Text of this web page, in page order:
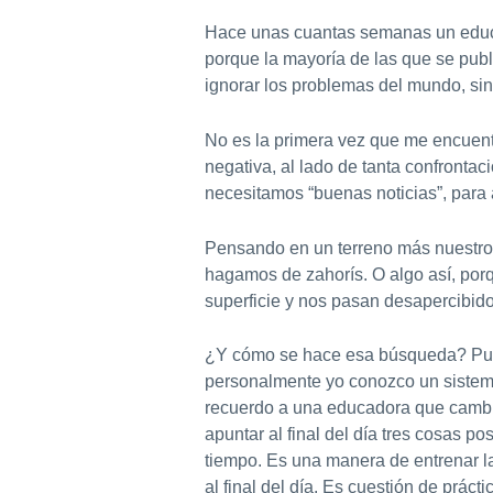
Hace unas cuantas semanas un
porque la mayoría de las que se
ignorar los problemas del mundo,
No es la primera vez que me
negativa, al lado de tanta
necesitamos “buenas noticias”,
Pensando en un terreno más
hagamos de zahorís. O algo así,
superficie y nos pasan
¿Y cómo se hace esa búsqueda?
personalmente yo conozco un
recuerdo a una educadora que
apuntar al final del día tres cosas
tiempo. Es una manera de entrenar
al final del día. Es cuestión de